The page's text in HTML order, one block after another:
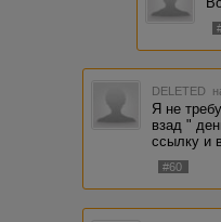
DELETED
Я не
взад "
ссылку и
#60